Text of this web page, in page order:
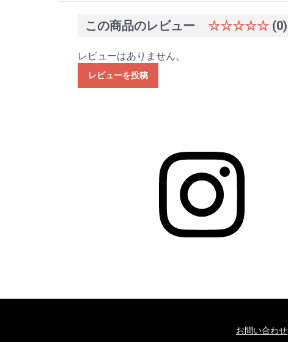
この商品のレビュー ☆☆☆☆☆ (0)
レビューはありません。
レビューを投稿
お問い合わせ